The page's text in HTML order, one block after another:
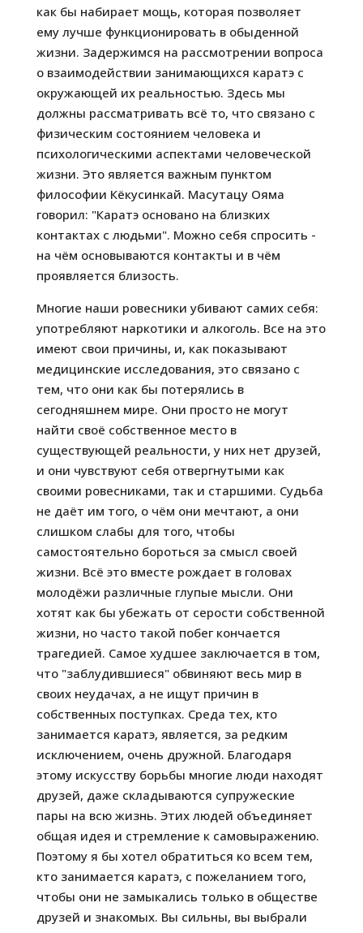
как бы набирает мощь, которая позволяет
ему лучше функционировать в обыденной
жизни. Задержимся на рассмотрении вопроса
о взаимодействии занимающихся каратэ с
окружающей их реальностью. Здесь мы
должны рассматривать всё то, что связано с
физическим состоянием человека и
психологическими аспектами человеческой
жизни. Это является важным пунктом
философии Кёкусинкай. Масутацу Ояма
говорил: "Каратэ основано на близких
контактах с людьми". Можно себя спросить -
на чём основываются контакты и в чём
проявляется близость.
Многие наши ровесники убивают самих себя:
употребляют наркотики и алкоголь. Все на это
имеют свои причины, и, как показывают
медицинские исследования, это связано с
тем, что они как бы потерялись в
сегодняшнем мире. Они просто не могут
найти своё собственное место в
существующей реальности, у них нет друзей,
и они чувствуют себя отвергнутыми как
своими ровесниками, так и старшими. Судьба
не даёт им того, о чём они мечтают, а они
слишком слабы для того, чтобы
самостоятельно бороться за смысл своей
жизни. Всё это вместе рождает в головах
молодёжи различные глупые мысли. Они
хотят как бы убежать от серости собственной
жизни, но часто такой побег кончается
трагедией. Самое худшее заключается в том,
что "заблудившиеся" обвиняют весь мир в
своих неудачах, а не ищут причин в
собственных поступках. Среда тех, кто
занимается каратэ, является, за редким
исключением, очень дружной. Благодаря
этому искусству борьбы многие люди находят
друзей, даже складываются супружеские
пары на всю жизнь. Этих людей объединяет
общая идея и стремление к самовыражению.
Поэтому я бы хотел обратиться ко всем тем,
кто занимается каратэ, с пожеланием того,
чтобы они не замыкались только в обществе
друзей и знакомых. Вы сильны, вы выбрали